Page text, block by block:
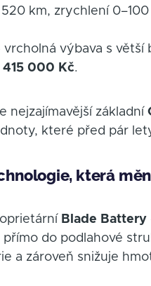
km, zrychlení
výbava s větší
415 000 Kč.
nejzajímavější základní
které před pár
která
Blade Battery
do podlahové
a zároveň snižuje